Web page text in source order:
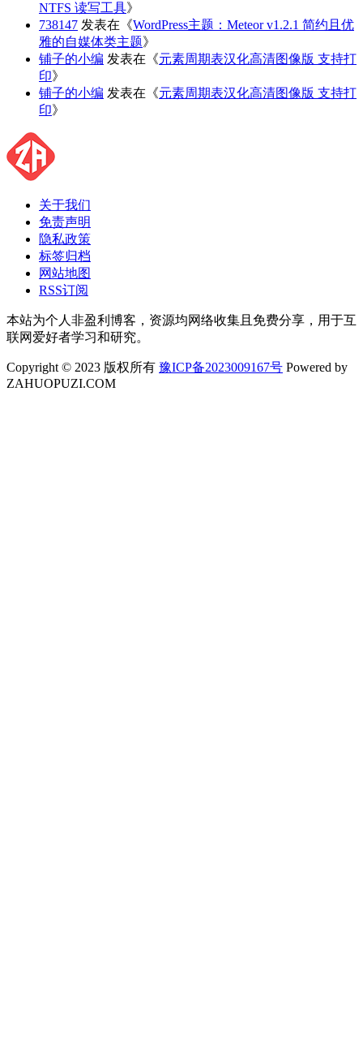
NTFS 读写工具》
738147 发表在《WordPress主题：Meteor v1.2.1 简约且优
雅的自媒体类主题》
铺子的小编 发表在《元素周期表汉化高清图像版 支持打
印》
铺子的小编 发表在《元素周期表汉化高清图像版 支持打
印》
关于我们
免责声明
隐私政策
标签归档
网站地图
RSS订阅
本站为个人非盈利博客，资源均网络收集且免费分享，用于互
联网爱好者学习和研究。
Copyright © 2023 版权所有 豫ICP备2023009167号 Powered by
ZAHUOPUZI.COM